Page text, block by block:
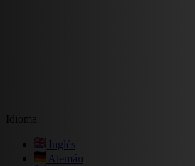
Idioma
Inglés
Alemán